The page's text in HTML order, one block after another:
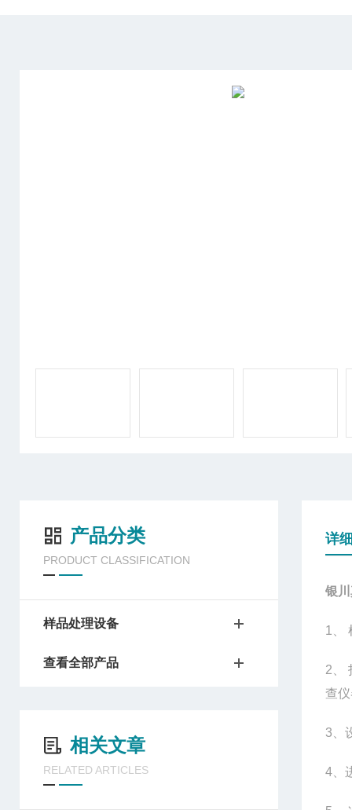
产品分类
PRODUCT CLASSIFICATION
样品处理设备
查看全部产品
相关文章
RELATED ARTICLES
详
银
1
2
查
3
4